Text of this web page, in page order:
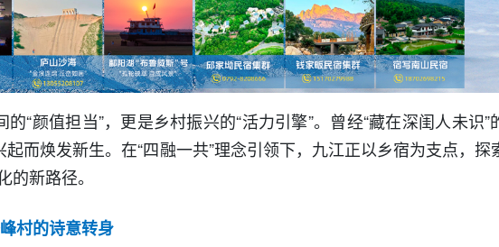
“颜值担当”，更是乡村振兴的“活力引擎”。曾经“藏在深闺人未识”
而焕发新生。在“四融一共”理念引领下，九江正以乡宿为支点，探
的新路径。
村的诗意转身